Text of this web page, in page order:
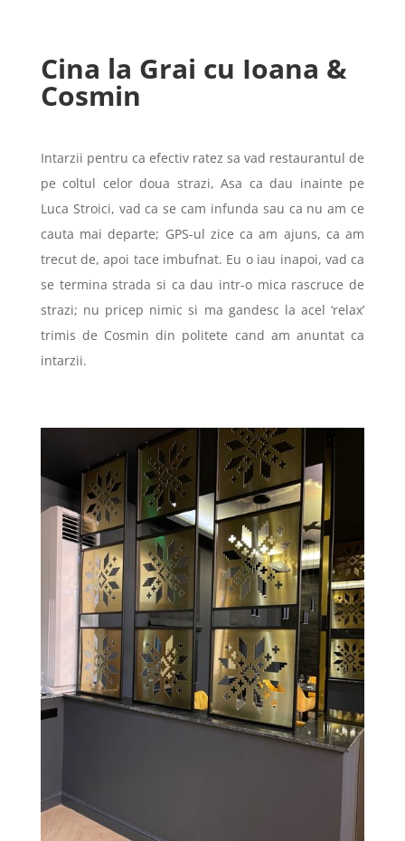
Cina la Grai cu Ioana &
Cosmin
Intarzii pentru ca efectiv ratez sa vad restaurantul de
pe coltul celor doua strazi, Asa ca dau inainte pe
Luca Stroici, vad ca se cam infunda sau ca nu am ce
cauta mai departe; GPS-ul zice ca am ajuns, ca am
trecut de, apoi tace imbufnat. Eu o iau inapoi, vad ca
se termina strada si ca dau intr-o mica rascruce de
strazi; nu pricep nimic si ma gandesc la acel ‘relax’
trimis de Cosmin din politete cand am anuntat ca
intarzii.